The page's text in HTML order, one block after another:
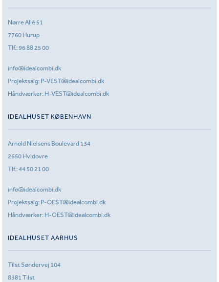
Nørre Allé 51
7760 Hurup
Tlf.:96 88 25 00
info@idealcombi.dk
Projektsalg: P-VEST@idealcombi.dk
Håndværker: H-VEST@idealcombi.dk
IDEALHUSET KØBENHAVN
Arnold Nielsens Boulevard 134
2650 Hvidovre
Tlf.:44 50 21 00
info@idealcombi.dk
Projektsalg: P-OEST@idealcombi.dk
Håndværker: H-OEST@idealcombi.dk
IDEALHUSET AARHUS
Tilst Søndervej 104
8381 Tilst